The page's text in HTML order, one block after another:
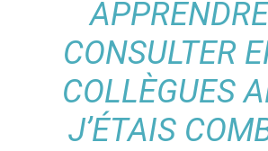
CONSULTER
COLLÈGUES
J’ÉTAIS